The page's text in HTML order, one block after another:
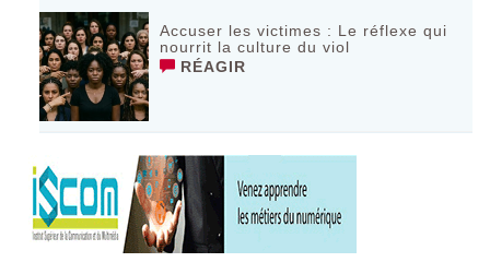
Accuser les victimes : Le réflexe qui
nourrit la culture du viol
RÉAGIR